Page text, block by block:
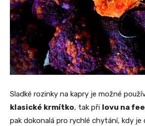
Sladké rozinky na kapry je možné
klasické krmítko, tak při lovu na
pak dokonalá pro rychlé chytání, kdy je